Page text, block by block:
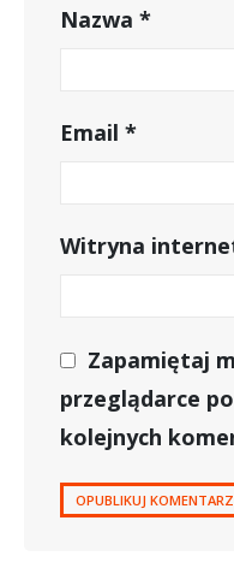
Nazwa *
Email *
Witryna
Zapamiętaj
przeglądarce
kolejnych